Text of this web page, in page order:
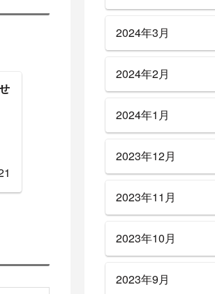
2024年3月
2024年2月
2024年1月
2023年12月
2023年11月
2023年10月
2023年9月